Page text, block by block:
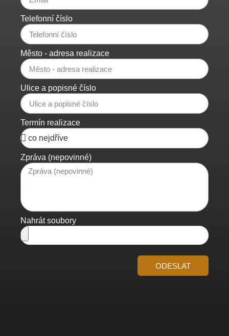
Telefonní číslo
Město - adresa realizace
Ulice a popisné číslo
Termín realizace
Zpráva (nepovinné)
Nahrát soubory
ODESLAT